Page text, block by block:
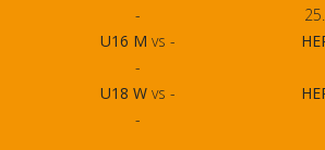
-
U16 M vs -
-
U18 Wvs -
-